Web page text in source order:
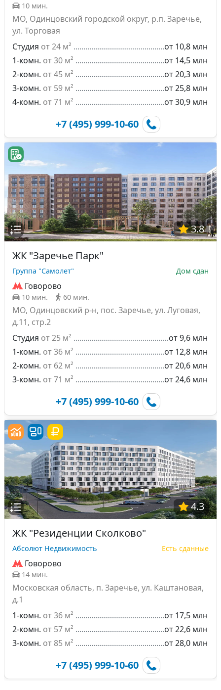
10 мин.
МО, Одинцовский городской округ, р.п. Заречье,
ул. Торговая
Студия от 24 м²
от 10,8 млн
1-комн. от 30 м²
от 14,5 млн
2-комн. от 45 м²
от 20,3 млн
3-комн. от 59 м²
от 25,8 млн
4-комн. от 71 м² от 30,9 млн
+7 (495) 999-10-60
3.8
ЖК "Заречье Парк"
Группа "Самолет" Дом сдан
Говорово
10 мин. 60 мин.
МО, Одинцовский р-н, пос. Заречье, ул. Луговая,
д.11, стр.2
Студия от 25 м²
от 9,6 млн
1-комн. от 36 м²
от 12,8 млн
2-комн. от 62 м²
от 20,6 млн
3-комн. от 71 м² от 24,6 млн
+7 (495) 999-10-60
4.3
ЖК "Резиденции Сколково"
Абсолют Недвижимость Есть сданные
Говорово
14 мин.
Московская область, п. Заречье, ул. Каштановая,
д.1
1-комн. от 36 м²
от 17,5 млн
2-комн. от 57 м²
от 22,6 млн
3-комн. от 85 м² от 28,0 млн
+7 (495) 999-10-60